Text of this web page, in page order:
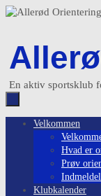
Skip
En aktiv sportsklub
Skip
Velkommen
Hvad er
Prøv
Klubkalender